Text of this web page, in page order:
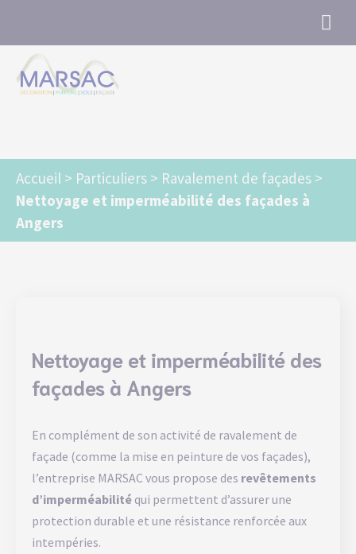
Accueil > Particuliers > Ravalement de façades >
Nettoyage et imperméabilité des façades à
Angers
Nettoyage et imperméabilité des
façades à Angers
En complément de son activité de ravalement de
façade (comme la mise en peinture de vos façades),
l’entreprise MARSAC vous propose des revêtements
d’imperméabilité qui permettent d’assurer une
protection durable et une résistance renforcée aux
intempéries.